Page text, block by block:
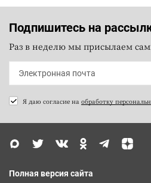
Подпишитесь на
Раз в неделю мы присылаем
Я даю согласие на обработку
Полная версия сайта